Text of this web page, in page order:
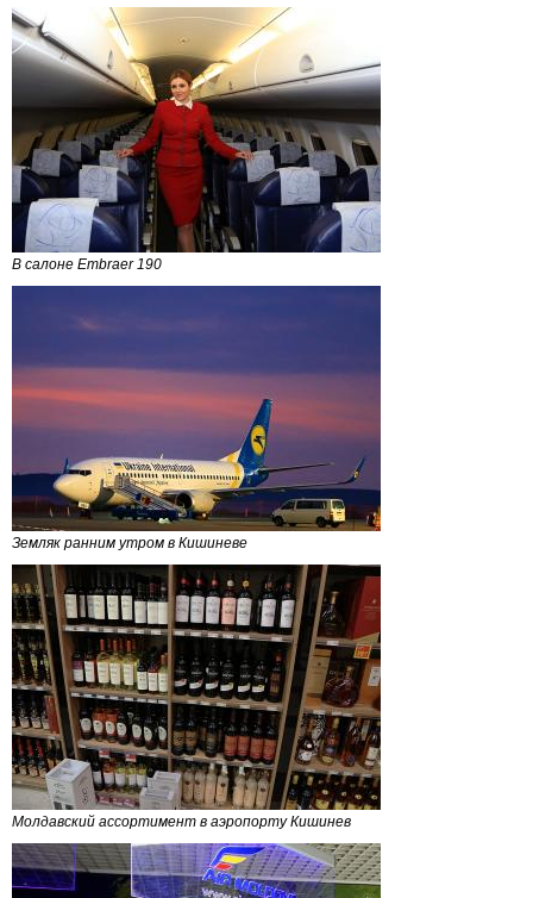
В салоне Embraer 190
Земляк ранним утром в Кишиневе
Молдавский ассортимент в аэропорту Кишинев